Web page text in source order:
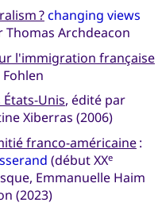
?changing views
Thomas Archdeacon
l'immigration française
Unis, édité par
Xiberras (2006)
franco-américaine:
(début XXe
Emmanuelle Haim
(2023)